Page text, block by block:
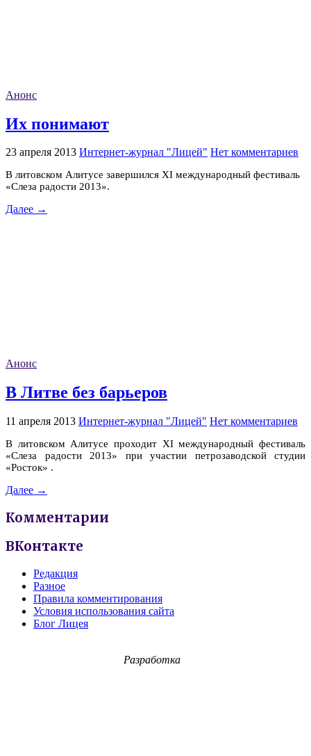
Анонс
Их понимают
23 апреля 2013 Интернет-журнал "Лицей" Нет комментариев
В литовском Алитусе завершился XI международный фестиваль
«Слеза радости 2013».
Далее →
Анонс
В Литве без барьеров
11 апреля 2013 Интернет-журнал "Лицей" Нет комментариев
В литовском Алитусе проходит XI международный фестиваль
«Слеза радости 2013» при участии петрозаводской студии
«Росток» .
Далее →
Комментарии
ВКонтакте
Редакция
Разное
Правила комментирования
Условия использования сайта
Блог Лицея
Разработка